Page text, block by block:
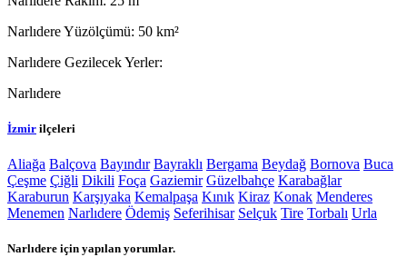
Narlıdere Yüzölçümü: 50 km²
Narlıdere Gezilecek Yerler:
Narlıdere
İzmir ilçeleri
Aliağa Balçova Bayındır Bayraklı Bergama Beydağ Bornova Buca
Çeşme Çiğli Dikili Foça Gaziemir Güzelbahçe Karabağlar
Karaburun Karşıyaka Kemalpaşa Kınık Kiraz Konak Menderes
Menemen Narlıdere Ödemiş Seferihisar Selçuk Tire Torbalı Urla
Narlıdere için yapılan yorumlar.